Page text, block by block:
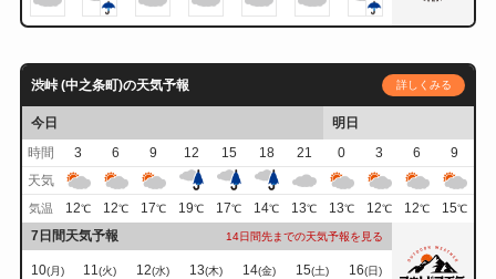
渋峠 (中之条町)の天気予報 詳しくみる
今日
明日
時間
3 6 9 12 15 18 21 0 3 6
9
天気
気温 12℃ 12℃ 17℃ 19℃ 17℃ 14℃ 13℃ 13℃ 12℃ 12℃ 15℃
7日間天気予報 14日間先までの天気予報を見る
10(月) 11(火) 12(水) 13(木) 14(金) 15(土) 16(日)